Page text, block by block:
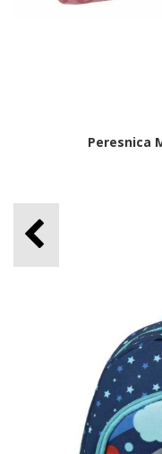
Peresnica